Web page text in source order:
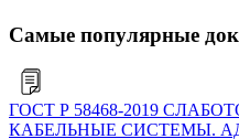
Самые популярные
ГОСТ Р 58468-2019
КАБЕЛЬНЫЕ СИСТЕМЫ.